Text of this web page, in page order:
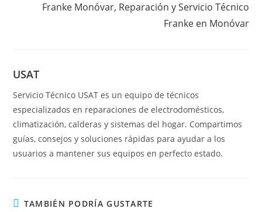
Franke Monóvar, Reparación y Servicio Técnico
Franke en Monóvar
USAT
Servicio Técnico USAT es un equipo de técnicos
especializados en reparaciones de electrodomésticos,
climatización, calderas y sistemas del hogar. Compartimos
guías, consejos y soluciones rápidas para ayudar a los
usuarios a mantener sus equipos en perfecto estado.
TAMBIÉN PODRÍA GUSTARTE